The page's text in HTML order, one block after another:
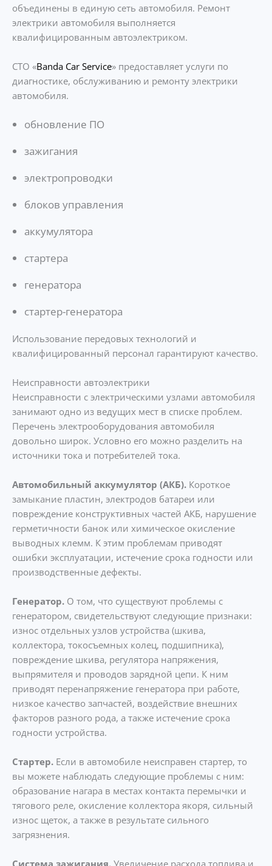
объединены в единую сеть автомобиля. Ремонт
электрики автомобиля выполняется
квалифицированным автоэлектриком.
СТО «Banda Car Service» предоставляет услуги по
диагностике, обслуживанию и ремонту электрики
автомобиля.
обновление ПО
зажигания
электропроводки
блоков управления
аккумулятора
стартера
генератора
стартер-генератора
Использование передовых технологий и
квалифицированный персонал гарантируют качество.
Неисправности автоэлектрики
Неисправности с электрическими узлами автомобиля
занимают одно из ведущих мест в списке проблем.
Перечень электрооборудования автомобиля
довольно широк. Условно его можно разделить на
источники тока и потребителей тока.
Автомобильный аккумулятор (АКБ). Короткое
замыкание пластин, электродов батареи или
повреждение конструктивных частей АКБ, нарушение
герметичности банок или химическое окисление
выводных клемм. К этим проблемам приводят
ошибки эксплуатации, истечение срока годности или
производственные дефекты.
Генератор. О том, что существуют проблемы с
генератором, свидетельствуют следующие признаки:
износ отдельных узлов устройства (шкива,
коллектора, токосъемных колец, подшипника),
повреждение шкива, регулятора напряжения,
выпрямителя и проводов зарядной цепи. К ним
приводят перенапряжение генератора при работе,
низкое качество запчастей, воздействие внешних
факторов разного рода, а также истечение срока
годности устройства.
Стартер. Если в автомобиле неисправен стартер, то
вы можете наблюдать следующие проблемы с ним:
образование нагара в местах контакта перемычки и
тягового реле, окисление коллектора якоря, сильный
износ щеток, а также в результате сильного
загрязнения.
Система зажигания. Увеличение расхода топлива и